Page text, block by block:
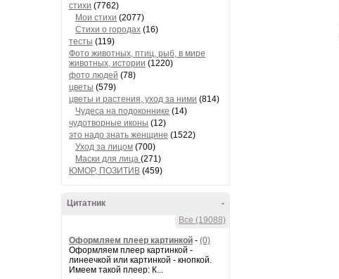
стихи (7762)
Мои стихи (2077)
Стихи о городах (16)
тесты (119)
Фото животных, птиц, рыб, в мире
животных, истории (1220)
фото людей (78)
цветы (579)
цветы и растения, уход за ними (814)
Чудеса на подоконнике (14)
чудотворные иконы (12)
это надо знать женщине (1522)
Уход за лицом (700)
Маски для лица (271)
ЮМОР, ПОЗИТИВ (459)
-
Цитатник
Все (19088)
Оформляем плеер картинкой - (0)
Оформляем плеер картинкой -
линеечкой или картинкой - кнопкой.
Имеем такой плеер: К...